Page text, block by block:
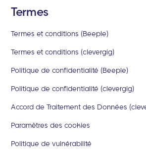
Termes
Termes et conditions (Beeple)
Termes et conditions (clevergig)
Politique de confidentialité (Beeple)
Politique de confidentialité (clevergig)
Accord de Traitement des Données
Paramètres des cookies
Politique de vulnérabilité